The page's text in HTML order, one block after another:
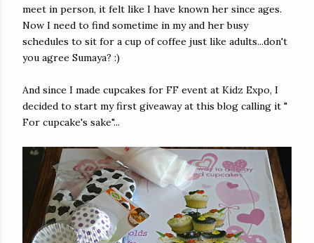
meet in person, it felt like I have known her since ages.
Now I need to find sometime in my and her busy
schedules to sit for a cup of coffee just like adults...don't
you agree Sumaya? :)
And since I made cupcakes for FF event at Kidz Expo, I
decided to start my first giveaway at this blog calling it "
For cupcake's sake"...